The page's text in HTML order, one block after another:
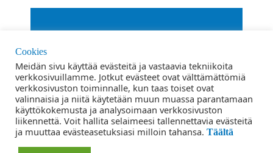
Up
Ehdot ja edellytykset
Tietosuojaseloste
Cookies
Meidän sivu käyttää evästeitä ja vastaavia tekniikoita
verkkosivuillamme. Jotkut evästeet ovat välttämättömiä
verkkosivuston toiminnalle, kun taas toiset ovat
valinnaisia ​​ja niitä käytetään muun muassa parantamaan
käyttökokemusta ja analysoimaan verkkosivuston
liikennettä. Voit hallita selaimeesi tallennettavia evästeitä
ja muuttaa evästeasetuksiasi milloin tahansa. Täältä